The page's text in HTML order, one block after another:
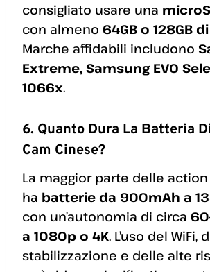
consigliato usare una
con almeno 64GB o 128GB
Marche affidabili includono
Extreme, Samsung EVO
1066x.
6. Quanto Dura La Batteria
Cam Cinese?
La maggior parte delle
ha batterie da 900mAh a
con un’autonomia di circa
a 1080p o 4K. L’uso del WiFi,
stabilizzazione e delle alte